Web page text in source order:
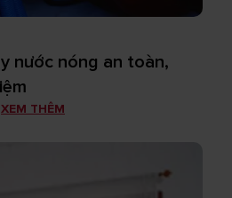
nước nóng an toàn,
XEM THÊM